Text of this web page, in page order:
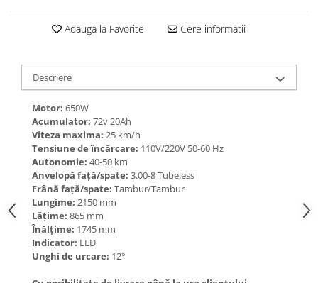
Adauga la Favorite Cere informatii
Descriere
Motor: 650W
Acumulator: 72v 20Ah
Viteza maxima: 25 km/h
Tensiune de încărcare: 110V/220V 50-60 Hz
Autonomie: 40-50 km
Anvelopă față/spate: 3.00-8 Tubeless
Frână față/spate: Tambur/Tambur
Lungime: 2150 mm
Lăţime: 865 mm
Înălţime: 1745 mm
Indicator: LED
Unghi de urcare: 12°